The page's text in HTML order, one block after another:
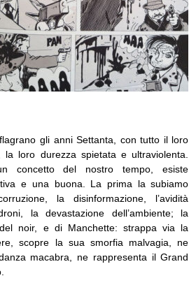
gli anni Settanta, con tutto il loro
la loro durezza spietata e ultraviolenta.
concetto del nostro tempo, esiste
e una buona. La prima la subiamo
la disinformazione, l’avidità
la devastazione dell’ambiente; la
noir, e di Manchette: strappa via la
scopre la sua smorfia malvagia, ne
macabra, ne rappresenta il Grand